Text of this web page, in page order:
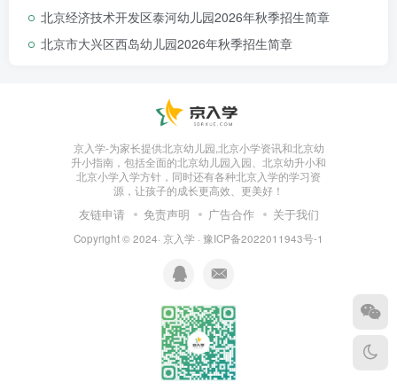
北京经济技术开发区泰河幼儿园2026年秋季招生简章
北京市大兴区西岛幼儿园2026年秋季招生简章
京入学-为家长提供北京幼儿园,北京小学资讯和北京幼
升小指南，包括全面的北京幼儿园入园、北京幼升小和
北京小学入学方针，同时还有各种北京入学的学习资
源，让孩子的成长更高效、更美好！
友链申请 免责声明 广告合作 关于我们
Copyright © 2024· 京入学 · 豫ICP备2022011943号-1